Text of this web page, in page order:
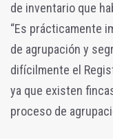
de inventario que
“Es prácticamente
de agrupación y
difícilmente el
ya que existen
proceso de